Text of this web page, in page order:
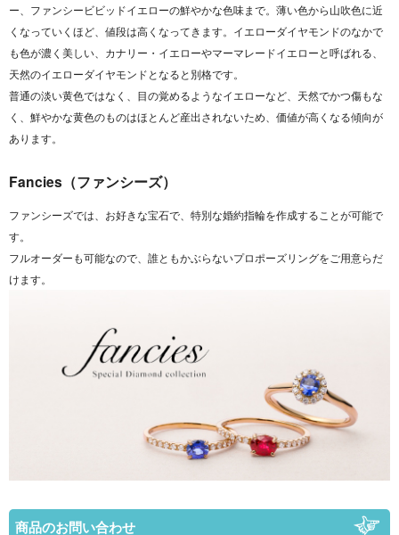
ー、ファンシービビッドイエローの鮮やかな色味まで。薄い色から山吹色に近
くなっていくほど、値段は高くなってきます。イエローダイヤモンドのなかで
も色が濃く美しい、カナリー・イエローやマーマレードイエローと呼ばれる、
天然のイエローダイヤモンドとなると別格です。
普通の淡い黄色ではなく、目の覚めるようなイエローなど、天然でかつ傷もな
く、鮮やかな黄色のものはほとんど産出されないため、価値が高くなる傾向が
あります。
Fancies（ファンシーズ）
ファンシーズでは、お好きな宝石で、特別な婚約指輪を作成することが可能で
す。
フルオーダーも可能なので、誰ともかぶらないプロポーズリングをご用意らだ
けます。
商品のお問い合わせ